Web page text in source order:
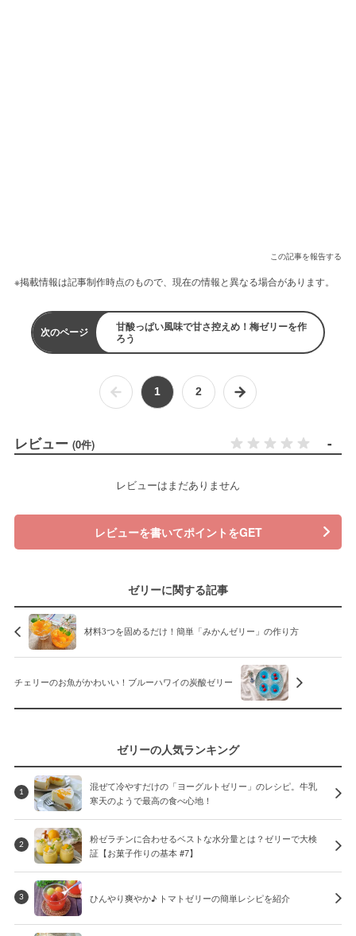
この記事を報告する
※掲載情報は記事制作時点のもので、現在の情報と異なる場合があります。
次のページ
甘酸っぱい風味で甘さ控えめ！梅ゼリーを作
ろう
1 2
レビュー (0件) -
レビューはまだありません
レビューを書いてポイントをGET
ゼリーに関する記事
材料3つを固めるだけ！簡単「みかんゼリー」の作り方
チェリーのお魚がかわいい！ブルーハワイの炭酸ゼリー
ゼリーの人気ランキング
1
混ぜて冷やすだけの「ヨーグルトゼリー」のレシピ。牛乳
寒天のようで最高の食べ心地！
2
粉ゼラチンに合わせるベストな水分量とは？ゼリーで大検
証【お菓子作りの基本 #7】
3 ひんやり爽やか♪ トマトゼリーの簡単レシピを紹介